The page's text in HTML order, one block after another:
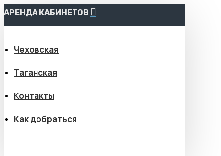
АРЕНДА КАБИНЕТОВ
Чеховская
Таганская
Контакты
Как добраться